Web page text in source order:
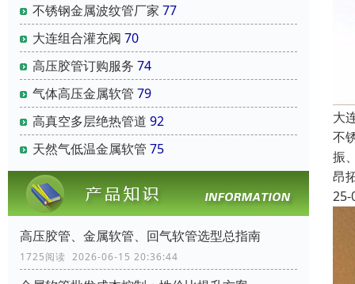
不锈钢金属波纹管厂家 77
大连组合灌充阀 70
高压胶管订购服务 74
气体高压金属软管 79
高真空多层绝热管道 92
天然气低温金属软管 75
高压胶管、金属软管、回气软管选型总指南
1725阅读 2026-06-15 20:36:44
大
不
振
昂
25-